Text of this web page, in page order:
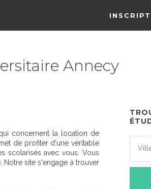
Annecy
concernent la location de
de profiter d'une véritable
scolarisés avec vous. Vous
Notre site s'engage à trouver